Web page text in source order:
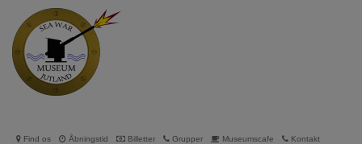
Find os Åbningstid Billetter Grupper Museumscafe Kontakt